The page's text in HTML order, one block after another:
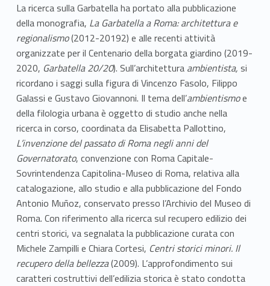
La ricerca sulla Garbatella ha portato alla pubblicazione
della monografia, La Garbatella a Roma: architettura e
regionalismo(2012-20192) e alle recenti attività
organizzate per il Centenario della borgata giardino (2019-
2020, Garbatella 20/20). Sull’architettura ambientista, si
ricordano i saggi sulla figura di Vincenzo Fasolo, Filippo
Galassi e Gustavo Giovannoni. Il tema dell’ambientismoe
della filologia urbana è oggetto di studio anche nella
ricerca in corso, coordinata da Elisabetta Pallottino,
L’invenzione del passato di Roma negli anni del
Governatorato, convenzione con Roma Capitale-
Sovrintendenza Capitolina-Museo di Roma, relativa alla
catalogazione, allo studio e alla pubblicazione del Fondo
Antonio Muñoz, conservato presso l’Archivio del Museo di
Roma. Con riferimento alla ricerca sul recupero edilizio dei
centri storici, va segnalata la pubblicazione curata con
Michele Zampilli e Chiara Cortesi, Centri storici minori. Il
recupero della bellezza(2009). L’approfondimento sui
caratteri costruttivi dell’edilizia storica è stato condotta